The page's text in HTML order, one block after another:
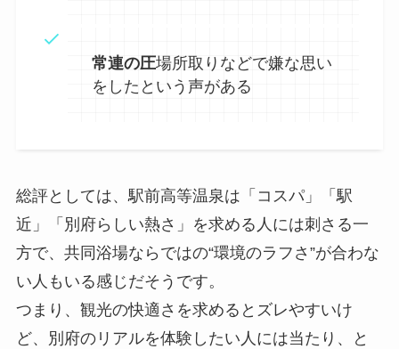
常連の圧場所取りなどで嫌な思い
をしたという声がある
総評としては、駅前高等温泉は「コスパ」「駅
近」「別府らしい熱さ」を求める人には刺さる一
方で、共同浴場ならではの“環境のラフさ”が合わな
い人もいる感じだそうです。
つまり、観光の快適さを求めるとズレやすいけ
ど、別府のリアルを体験したい人には当たり、と